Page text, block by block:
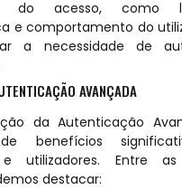
do acesso, como
e comportamento do
a necessidade de
AVANÇADA
da Autenticação
benefícios
e utilizadores. Entre as
destacar: